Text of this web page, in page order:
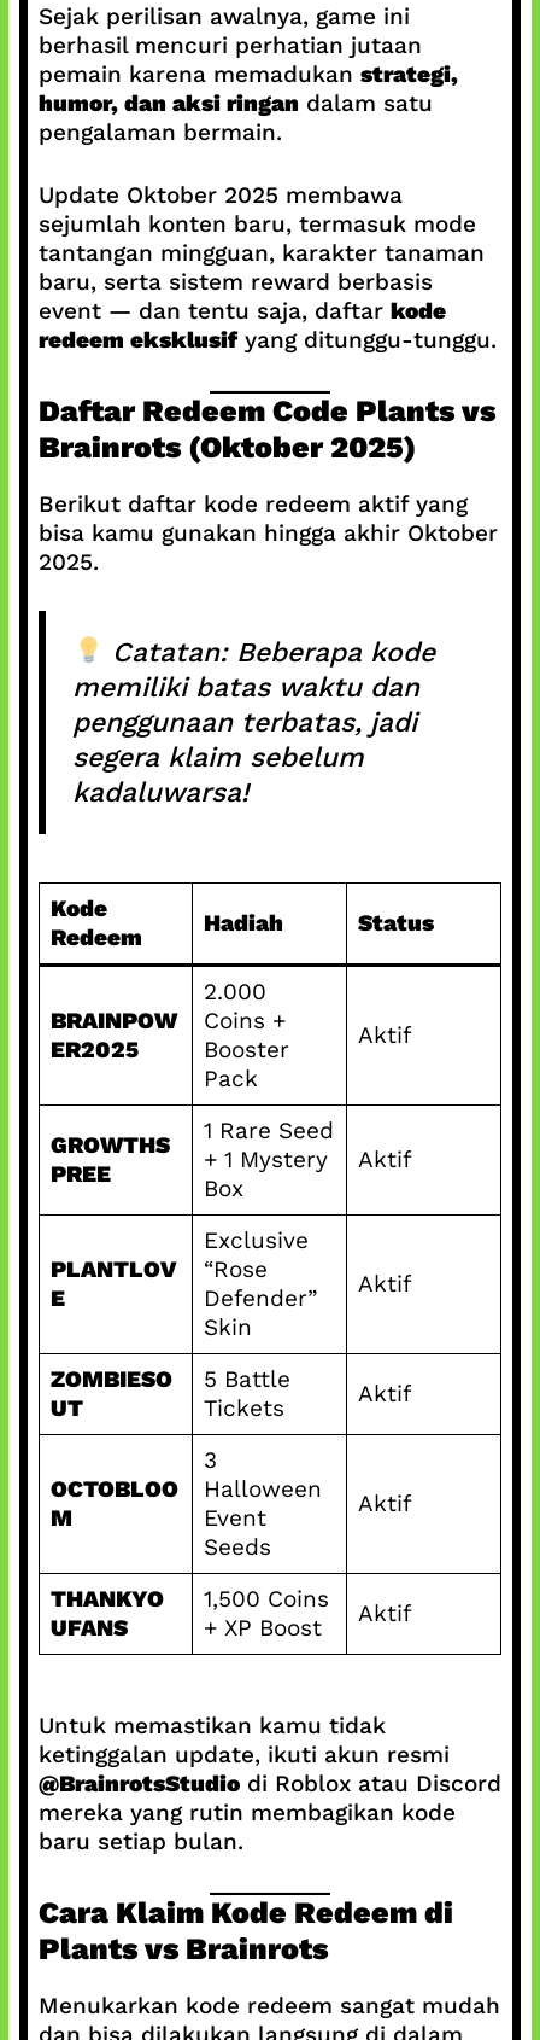
Sejak perilisan awalnya, game ini
berhasil mencuri perhatian jutaan
pemain karena memadukan strategi,
humor, dan aksi ringan dalam satu
pengalaman bermain.
Update Oktober 2025 membawa
sejumlah konten baru, termasuk mode
tantangan mingguan, karakter tanaman
baru, serta sistem reward berbasis
event — dan tentu saja, daftar kode
redeem eksklusifyang ditunggu-tunggu.
Daftar Redeem Code Plants vs
Brainrots (Oktober 2025)
Berikut daftar kode redeem aktif yang
bisa kamu gunakan hingga akhir Oktober
2025.
Catatan:Beberapa kode
memiliki batas waktu dan
penggunaan terbatas, jadi
segera klaim sebelum
kadaluwarsa!
Kode
Redeem
Hadiah Status
BRAINPOW
ER2025
2.000
Coins +
Booster
Pack
Aktif
GROWTHS
PREE
1 Rare Seed
+ 1 Mystery
Box
Aktif
PLANTLOV
E
Exclusive
“Rose
Defender”
Skin
Aktif
ZOMBIESO
UT
5 Battle
Tickets
Aktif
OCTOBLOO
M
3
Halloween
Event
Seeds
Aktif
THANKYO
UFANS
1,500 Coins
+ XP Boost
Aktif
Untuk memastikan kamu tidak
ketinggalan update, ikuti akun resmi
@BrainrotsStudiodi Roblox atau Discord
mereka yang rutin membagikan kode
baru setiap bulan.
Cara Klaim Kode Redeem di
Plants vs Brainrots
Menukarkan kode redeem sangat mudah
dan bisa dilakukan langsung di dalam